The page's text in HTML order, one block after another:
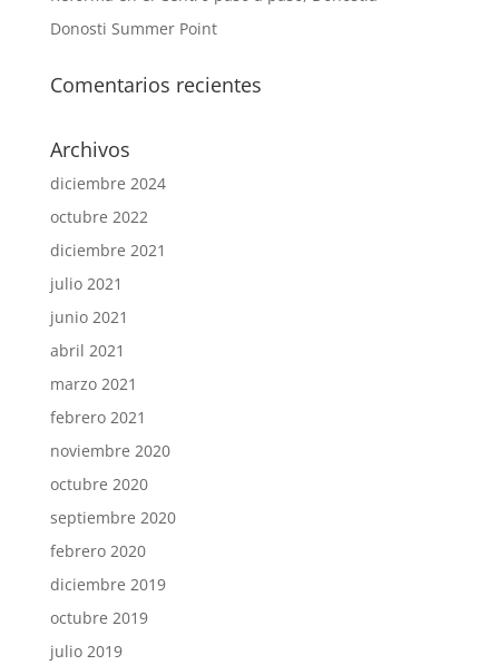
Donosti Summer Point
Comentarios recientes
Archivos
diciembre 2024
octubre 2022
diciembre 2021
julio 2021
junio 2021
abril 2021
marzo 2021
febrero 2021
noviembre 2020
octubre 2020
septiembre 2020
febrero 2020
diciembre 2019
octubre 2019
julio 2019